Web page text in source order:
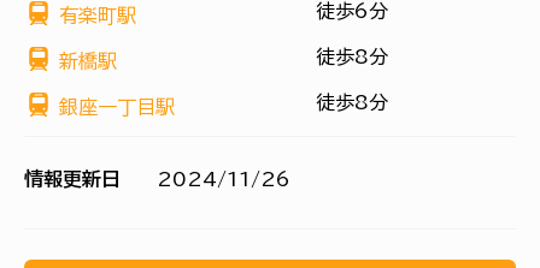
有楽町駅 徒歩6分
新橋駅 徒歩8分
銀座一丁目駅 徒歩8分
情報更新日 2024/11/26